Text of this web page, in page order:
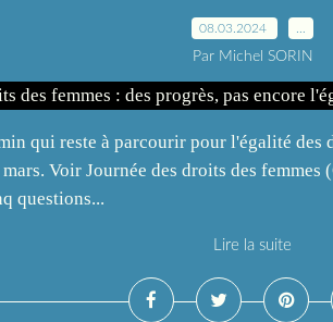
08.03.2024
Par Michel SORIN
qui reste à parcourir pour l'égalité des
Voir Journée des droits des
questions...
Lire la suite